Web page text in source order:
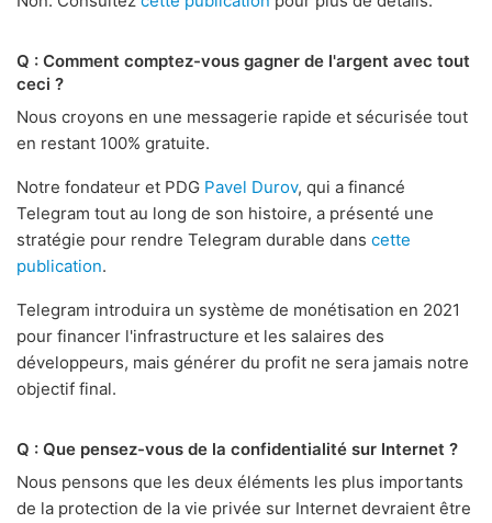
Q : Comment comptez-vous gagner de l'argent avec tout
ceci ?
Nous croyons en une messagerie rapide et sécurisée tout
en restant 100% gratuite.
Notre fondateur et PDG Pavel Durov, qui a financé
Telegram tout au long de son histoire, a présenté une
stratégie pour rendre Telegram durable dans cette
publication.
Telegram introduira un système de monétisation en 2021
pour financer l'infrastructure et les salaires des
développeurs, mais générer du profit ne sera jamais notre
objectif final.
Q : Que pensez-vous de la confidentialité sur Internet ?
Nous pensons que les deux éléments les plus importants
de la protection de la vie privée sur Internet devraient être